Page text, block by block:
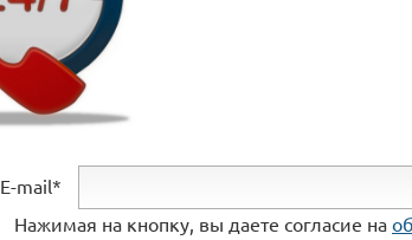
E-mail*
Нажимая на кнопку, вы даете согласие на